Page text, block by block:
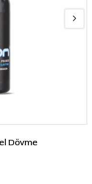
Dövme